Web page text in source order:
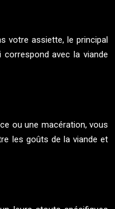
votre assiette, le principal
avec la viande
ou une macération, vous
les goûts de la viande et